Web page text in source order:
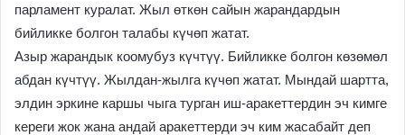
парламент куралат. Жыл өткөн сайын жарандардын
бийликке болгон талабы күчөп жатат.
Азыр жарандык коомубуз күчтүү. Бийликке болгон көзөмөл
абдан күчтүү. Жылдан-жылга күчөп жатат. Мындай шартта,
элдин эркине каршы чыга турган иш-аракеттердин эч кимге
кереги жок жана андай аракеттерди эч ким жасабайт деп